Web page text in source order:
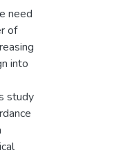
need
of
into
study